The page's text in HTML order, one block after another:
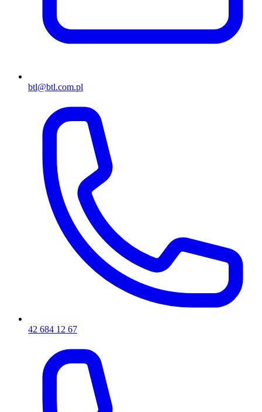
btl@btl.com.pl
42 684 12 67